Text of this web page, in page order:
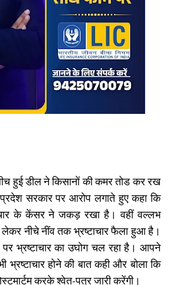
हुई डील ने किसानों की कमर तोड कर रख
सरकार पर आरोप लगाते हुए कहा कि
के केंसर ने जकड़ रखा है। वहीं वल्लभ
नीचे नींव तक भ्रष्टाचार फैला हुआ है।
भ्रष्टाचार का उघोग चल रहा है। आपने
भ्रष्टाचार होने की बात कही और बोला कि
करके श्वेत-पत्र जारी करेंगी।